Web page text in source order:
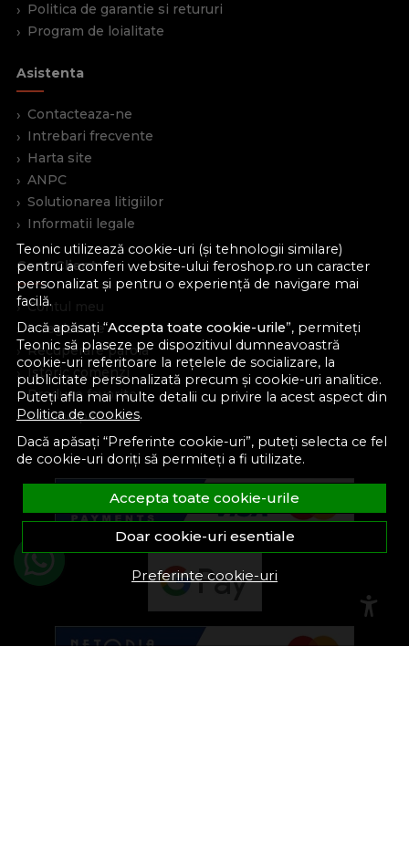
Teonic utilizează cookie-uri (și tehnologii similare)
pentru a conferi website-ului feroshop.ro un caracter
personalizat și pentru o experiență de navigare mai
facilă.
Dacă apăsați “Accepta toate cookie-urile”, permiteți
Teonic să plaseze pe dispozitivul dumneavoastră
cookie-uri referitoare la rețelele de socializare, la
publicitate personalizată precum și cookie-uri analitice.
Puteți afla mai multe detalii cu privire la acest aspect din
Politica de cookies.
Dacă apăsați “Preferinte cookie-uri”, puteți selecta ce fel
de cookie-uri doriți să permiteți a fi utilizate.
Accepta toate cookie-urile
Doar cookie-uri esentiale
Preferinte cookie-uri
Politica de garantie si retururi
Program de loialitate
Asistenta
Contacteaza-ne
Intrebari frecvente
Harta site
ANPC
Solutionarea litigiilor
Informatii legale
Cont Client
Contul meu
Inregistrare
Recuperare parola
Istoric comenzi
Produse favorite
Devino partener